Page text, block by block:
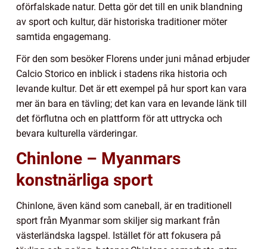
oförfalskade natur. Detta gör det till en unik blandning
av sport och kultur, där historiska traditioner möter
samtida engagemang.
För den som besöker Florens under juni månad erbjuder
Calcio Storico en inblick i stadens rika historia och
levande kultur. Det är ett exempel på hur sport kan vara
mer än bara en tävling; det kan vara en levande länk till
det förflutna och en plattform för att uttrycka och
bevara kulturella värderingar.
Chinlone – Myanmars
konstnärliga sport
Chinlone, även känd som caneball, är en traditionell
sport från Myanmar som skiljer sig markant från
västerländska lagspel. Istället för att fokusera på